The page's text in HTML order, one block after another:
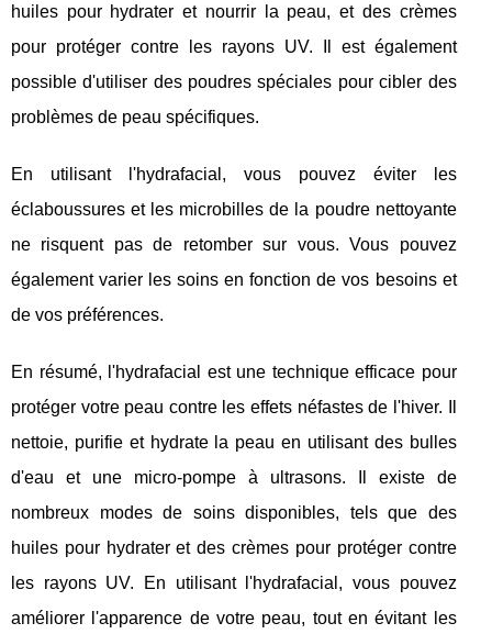
huiles pour hydrater et nourrir la peau, et des crèmes
pour protéger contre les rayons UV. Il est également
possible d'utiliser des poudres spéciales pour cibler des
problèmes de peau spécifiques.
En utilisant l'hydrafacial, vous pouvez éviter les
éclaboussures et les microbilles de la poudre nettoyante
ne risquent pas de retomber sur vous. Vous pouvez
également varier les soins en fonction de vos besoins et
de vos préférences.
En résumé, l'hydrafacial est une technique efficace pour
protéger votre peau contre les effets néfastes de l'hiver. Il
nettoie, purifie et hydrate la peau en utilisant des bulles
d'eau et une micro-pompe à ultrasons. Il existe de
nombreux modes de soins disponibles, tels que des
huiles pour hydrater et des crèmes pour protéger contre
les rayons UV. En utilisant l'hydrafacial, vous pouvez
améliorer l'apparence de votre peau, tout en évitant les